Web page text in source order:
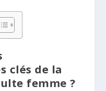
clés de la
femme ?